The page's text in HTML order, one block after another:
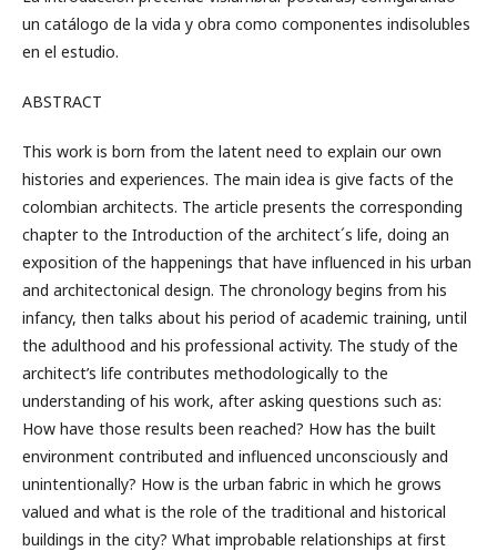
un catálogo de la vida y obra como componentes indisolubles
en el estudio.
ABSTRACT
This work is born from the latent need to explain our own
histories and experiences. The main idea is give facts of the
colombian architects. The article presents the corresponding
chapter to the Introduction of the architect´s life, doing an
exposition of the happenings that have influenced in his urban
and architectonical design. The chronology begins from his
infancy, then talks about his period of academic training, until
the adulthood and his professional activity. The study of the
architect’s life contributes methodologically to the
understanding of his work, after asking questions such as:
How have those results been reached? How has the built
environment contributed and influenced unconsciously and
unintentionally? How is the urban fabric in which he grows
valued and what is the role of the traditional and historical
buildings in the city? What improbable relationships at first